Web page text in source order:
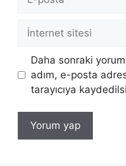
posta
İnternet
sitesi
Daha sonraki
adım, e-posta
tarayıcıya